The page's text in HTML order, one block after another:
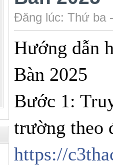
Đăng lúc: Thứ ba
Hướng dẫn
Bàn 2025
Bước 1:
trường theo
https://